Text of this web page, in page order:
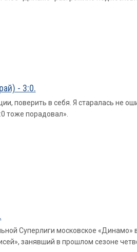
- 3:0.
поверить в себя. Я старалась не
тоже порадовал».
Суперлиги московское «Динамо»
занявший в прошлом сезоне